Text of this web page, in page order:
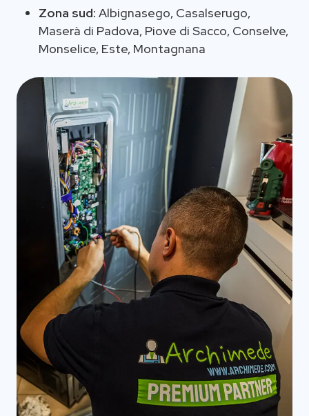
Zona sud: Albignasego, Casalserugo,
Maserà di Padova, Piove di Sacco, Conselve,
Monselice, Este, Montagnana